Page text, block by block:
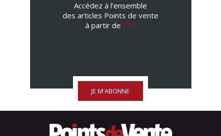
Accédez à l’ensemble
des articles Points de vente
à partir de 95€
JE M'ABONNE